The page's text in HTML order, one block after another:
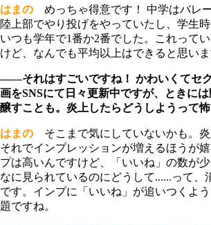
はまの めっちゃ得意です！ 中学はバレ
陸上部でやり投げをやっていたし、学生
いつも学年で1番か2番でした。これって
けど、なんでも平均以上はできると思いま
――それはすごいですね！ かわいくてセ
画をSNSにて日々更新中ですが、ときに
醸すことも。炎上したらどうしようって
はまの そこまで気にしていないかも。炎
それでインプレッションが増えるほうが
プは高いんですけど、「いいね」の数が
なに見られているのにどうして......って、
です。インプに「いいね」が追いつくよ
題ですね。